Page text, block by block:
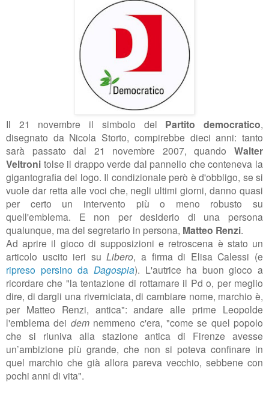
Il 21 novembre il simbolo del Partito democratico,
disegnato da Nicola Storto, compirebbe dieci anni: tanto
sarà passato dal 21 novembre 2007, quando Walter
Veltroni tolse il drappo verde dal pannello che conteneva la
gigantografia del logo. Il condizionale però è d'obbligo, se si
vuole dar retta alle voci che, negli ultimi giorni, danno quasi
per certo un intervento più o meno robusto su
quell'emblema. E non per desiderio di una persona
qualunque, ma del segretario in persona, Matteo Renzi.
Ad aprire il gioco di supposizioni e retroscena è stato un
articolo uscito ieri suLibero, a firma di Elisa Calessi (e
ripreso persino da Dagospia). L'autrice ha buon gioco a
ricordare che "la tentazione di rottamare il Pd o, per meglio
dire, di dargli una riverniciata, di cambiare nome, marchio è,
per Matteo Renzi, antica": andare alle prime Leopolde
l'emblema dei demnemmeno c'era, "come se quel popolo
che si riuniva alla stazione antica di Firenze avesse
un’ambizione più grande, che non si poteva confinare in
quel marchio che già allora pareva vecchio, sebbene con
pochi anni di vita".